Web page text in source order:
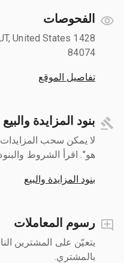
الفحوصات
UT, United States
84074
تفاصيل الموقع
بنود المزايدة والبيع
لا يمكن سحب
هو". اقرأ الشروط
بنود المزايدة والبيع
رسوم المعاملات
يتعيّن على المشترين
بالمشتري.